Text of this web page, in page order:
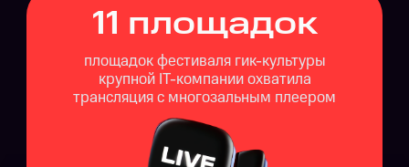
11 площадок
площадок фестиваля гик-культуры
крупной IT-компании охватила
трансляция с многозальным плеером